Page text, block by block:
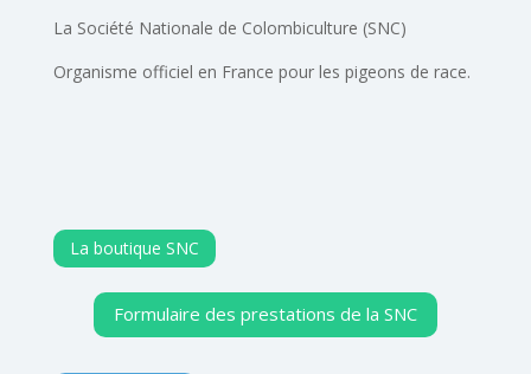
La Société Nationale de Colombiculture (SNC)
Organisme officiel en France pour les pigeons de race.
La boutique SNC
Formulaire des prestations de la SNC